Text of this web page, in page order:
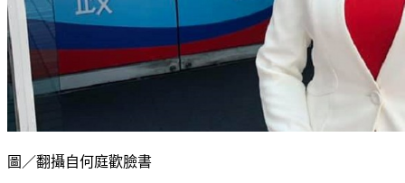
圖／翻攝自何庭歡臉書